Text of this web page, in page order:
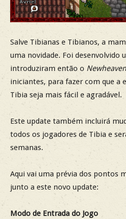
Salve Tibianas e Tibianos, a
uma novidade. Foi desenvolvido
introduziram então o Newheaven
iniciantes, para fazer com que a
Tibia seja mais fácil e agradável.
Este update também incluirá
todos os jogadores de Tibia e
semanas.
Aqui vai uma prévia dos pontos
junto a este novo update:
Modo de Entrada do Jogo